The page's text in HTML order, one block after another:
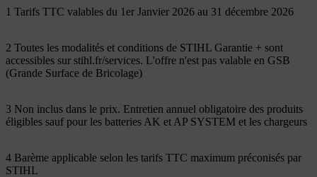
1 Tarifs TTC valables du 1er Janvier 2026 au 31 décembre 2026
2 Toutes les modalités et conditions de STIHL Garantie + sont
accessibles sur stihl.fr/services. L'offre n'est pas valable en GSB
(Grande Surface de Bricolage)
3 Non inclus dans le prix. Entretien annuel obligatoire des produits
éligibles sauf pour les batteries AK et AP SYSTEM et les chargeurs
4 Barème applicable selon les tarifs TTC maximum préconisés par
STIHL